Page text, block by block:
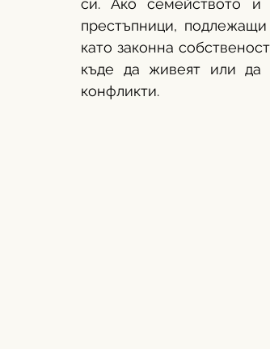
си. Ако семейството
престъпници,
като законна
къде да живеят или
конфликти.